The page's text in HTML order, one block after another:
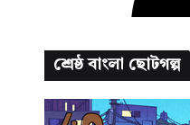
শ্রেষ্ঠ বাংলা ছোটগল্প